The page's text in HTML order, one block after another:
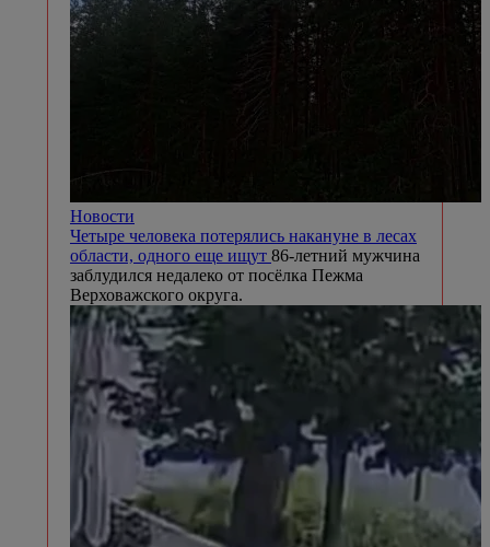
Новости
Четыре человека потерялись накануне в лесах
области, одного еще ищут 86-летний мужчина
заблудился недалеко от посёлка Пежма
Верховажского округа.